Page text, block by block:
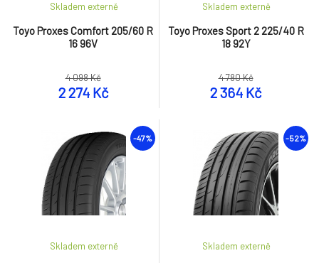
Toyo Proxes Comfort 205/60 R
16 96V
Skladem externě
4 098 Kč
2 274 Kč
Toyo Proxes Sport 2 225/40 R
18 92Y
Skladem externě
4 780 Kč
2 364 Kč
-47%
Skladem externě
-52%
Skladem externě